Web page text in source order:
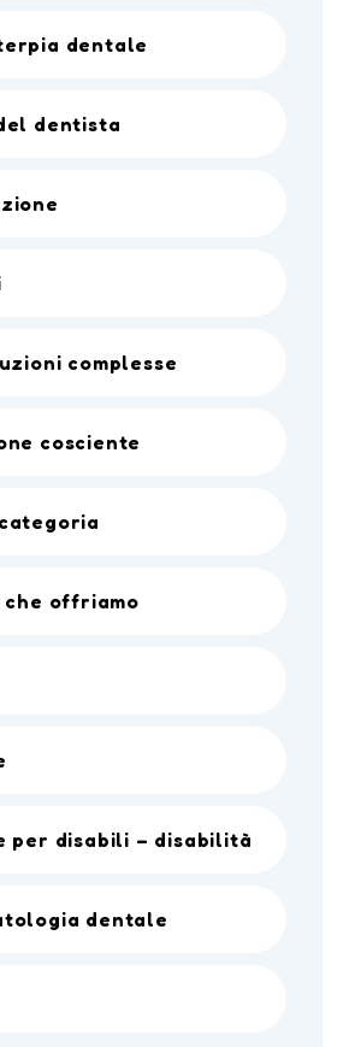
dentale
dentista
complesse
cosciente
che offriamo
per disabili – disabilità
dentale